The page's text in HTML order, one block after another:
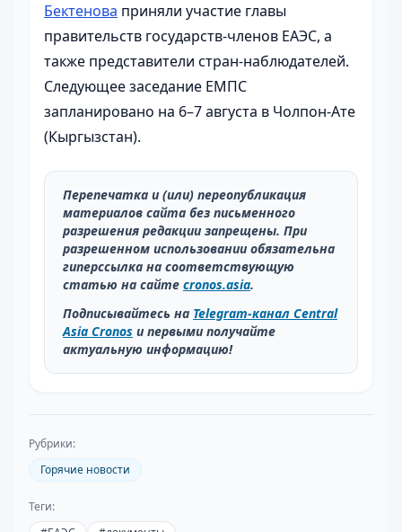
Бектенова приняли участие главы
правительств государств-членов ЕАЭС, а
также представители стран-наблюдателей.
Следующее заседание ЕМПС
запланировано на 6–7 августа в Чолпон-Ате
(Кыргызстан).
Перепечатка и (или) переопубликация
материалов сайта без письменного
разрешения редакции запрещены. При
разрешенном использовании обязательна
гиперссылка на соответствующую
статью на сайте cronos.asia.
Подписывайтесь на Telegram-канал Central
Asia Cronos и первыми получайте
актуальную информацию!
Рубрики:
Горячие новости
Теги: